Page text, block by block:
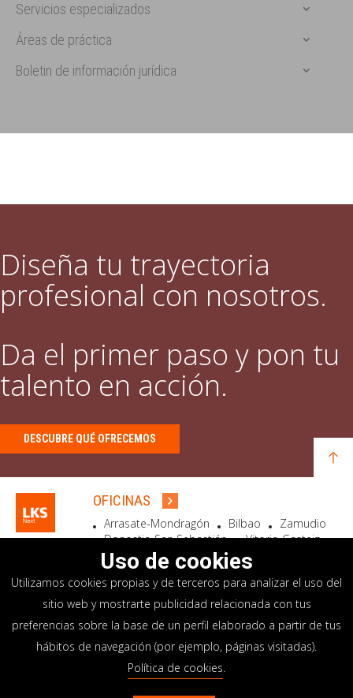
Servicios especializados
Áreas de práctica
Boletin de información jurídica
Diseña tu trayectoria
profesional con nosotros.
Da el primer paso y pon tu
talento en acción.
DESCUBRE QUÉ OFRECEMOS
OFICINAS
Arrasate-Mondragón Bilbao
Zamudio
Donostia-San Sebastián
Vitoria-Gasteiz
Madrid
El Astillero Bidart
SEDE SOCIAL
Goiru, 7 Arrasate-Mondragón
CP 20500 GIPUZKOA – SPAIN
+34 900 84 14 14
info@lksnext.com
Uso de cookies
Utilizamos cookies propias y de terceros para analizar el uso del
sitio web y mostrarte publicidad relacionada con tus
preferencias sobre la base de un perfil elaborado a partir de tus
hábitos de navegación (por ejemplo, páginas visitadas).
Política de cookies.